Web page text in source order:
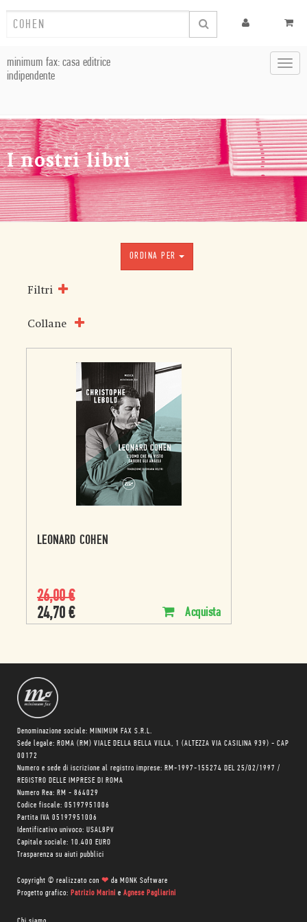
minimum fax: casa editrice
indipendente
I nostri libri
ORDINA PER
Filtri
Collane
LEONARD COHEN
26,00€
24,70 € Acquista
Denominazione sociale: MINIMUM FAX S.R.L.
Sede legale: ROMA (RM) VIALE DELLA BELLA VILLA, 1 (ALTEZZA VIA CASILINA 939) - CAP
00172
Numero e sede di iscrizione al registro imprese: RM-1997-155274 DEL 25/02/1997 /
REGISTRO DELLE IMPRESE DI ROMA
Numero Rea: RM - 864029
Codice fiscale: 05197951006
Partita IVA 05197951006
Identificativo univoco: USAL8PV
Capitale sociale: 10.400 EURO
Trasparenza su aiuti pubblici
Copyright © realizzato con ❤ da MONK Software
Progetto grafico: Patrizio Marini e Agnese Pagliarini